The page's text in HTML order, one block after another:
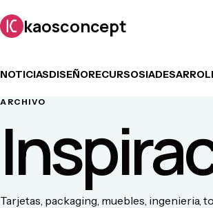
kaosconcept
NOTICIASDISEÑORECURSOSIA
ARCHIVO
Tarjetas, packaging, muebles, ingenieria,